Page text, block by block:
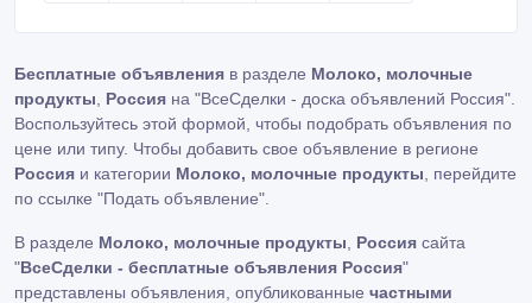
Бесплатные объявления в разделе Молоко, молочные
продукты
Россия на "ВсеСделки - доска объявлений Россия".
Воспользуйтесь этой формой, чтобы подобрать объявления по
цене или типу. Чтобы добавить свое объявление в регионе
Россия и категории Молоко, молочные продукты , перейдите
по ссылке "Подать объявление"
В разделе Молоко, молочные продукты Россия сайта
"ВсеСделки - бесплатные объявления Россия"
представлены объявления, опубликованные частными